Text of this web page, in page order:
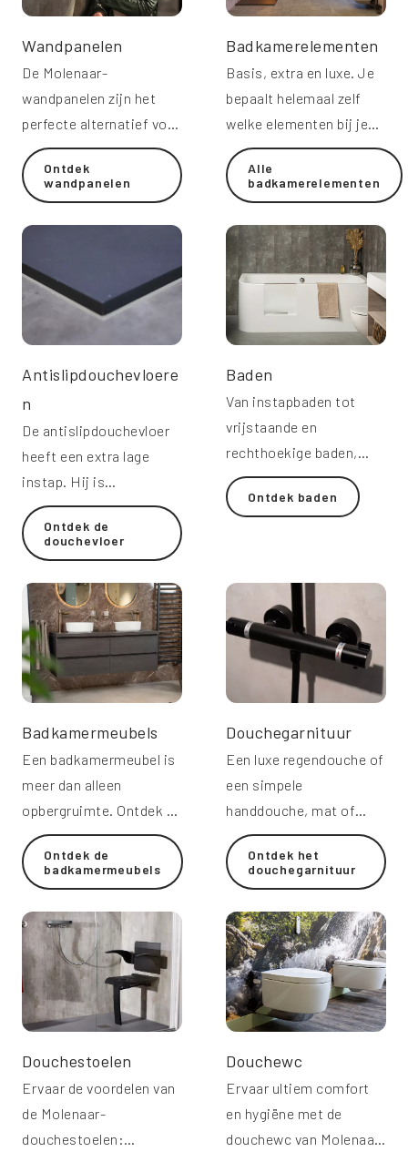
Wandpanelen
De Molenaar-
wandpanelen zijn het
perfecte alternatief voor
wandtegels in de
badkamer.
Ontdek
wandpanelen
Badkamerelementen
Basis, extra en luxe. Je
bepaalt helemaal zelf
welke elementen bij je
wensen passen.
Alle
badkamerelementen
Antislipdouchevloere
n
De antislipdouchevloer
heeft een extra lage
instap. Hij is
comfortabel, stevig en
makkelijk schoon te
maken.
Ontdek de
douchevloer
Baden
Van instapbaden tot
vrijstaande en
rechthoekige baden,
perfect voor ultiem
comfort en ontspanning.
Ontdek baden
Badkamermeubels
Een badkamermeubel is
meer dan alleen
opbergruimte. Ontdek de
badkamermeubels van
Molenaar.
Ontdek de
badkamermeubels
Douchegarnituur
Een luxe regendouche of
een simpele
handdouche, mat of
glanzend, in zwart, of
chroom: er is volop
keuze.
Ontdek het
douchegarnituur
Douchestoelen
Ervaar de voordelen van
de Molenaar-
douchestoelen:
Douchewc
Ervaar ultiem comfort
en hygiëne met de
douchewc van Molenaar.